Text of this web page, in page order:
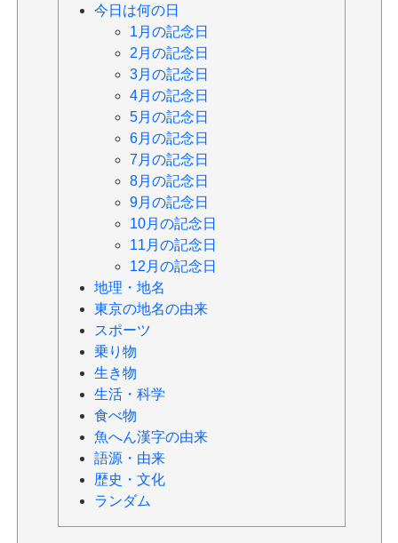
今日は何の日
1月の記念日
2月の記念日
3月の記念日
4月の記念日
5月の記念日
6月の記念日
7月の記念日
8月の記念日
9月の記念日
10月の記念日
11月の記念日
12月の記念日
地理・地名
東京の地名の由来
スポーツ
乗り物
生き物
生活・科学
食べ物
魚へん漢字の由来
語源・由来
歴史・文化
ランダム